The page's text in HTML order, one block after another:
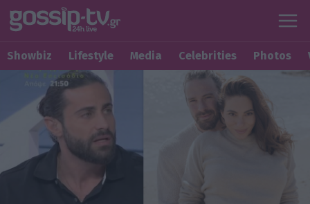
Showbiz Lifestyle Media Celebrities Photos